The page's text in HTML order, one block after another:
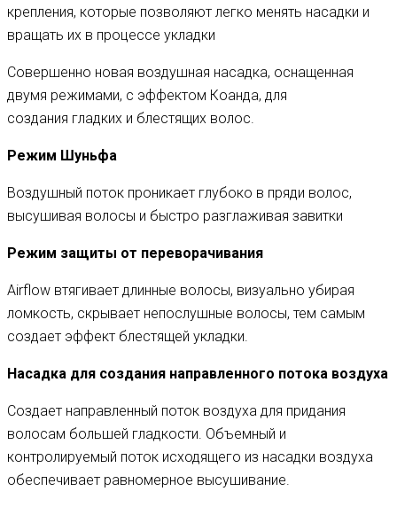
крепления, которые позволяют легко менять насадки и
вращать их в процессе укладки
Совершенно новая воздушная насадка, оснащенная
двумя режимами, с эффектом Коанда, для
создания гладких и блестящих волос.
Режим Шуньфа
Воздушный поток проникает глубоко в пряди волос,
высушивая волосы и быстро разглаживая завитки
Режим защиты от переворачивания
Airflow втягивает длинные волосы, визуально убирая
ломкость, скрывает непослушные волосы, тем самым
создает эффект блестящей укладки.
Насадка для создания направленного потока воздуха
Создает направленный поток воздуха для придания
волосам большей гладкости. Объемный и
контролируемый поток исходящего из насадки воздуха
обеспечивает равномерное высушивание.